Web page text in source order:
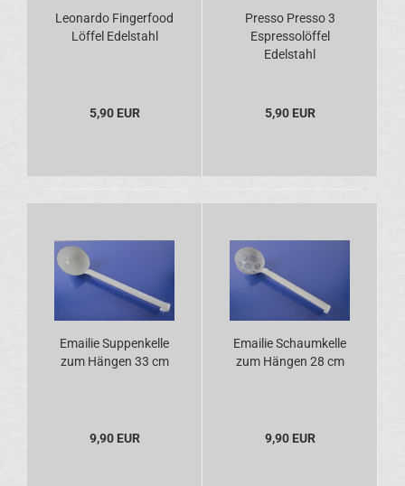
Leonardo Fingerfood
Löffel Edelstahl
5,90 EUR
Presso Presso 3
Espressolöffel
Edelstahl
5,90 EUR
Emailie Suppenkelle
zum Hängen 33 cm
9,90 EUR
Emailie Schaumkelle
zum Hängen 28 cm
9,90 EUR